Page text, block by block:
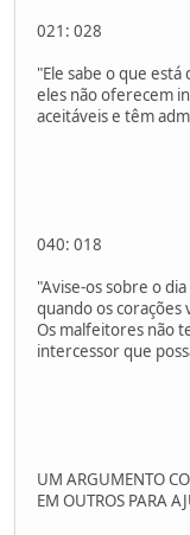
021: 028
"Ele sabe o que
eles não oferecem
aceitáveis ​​e têm
040: 018
"Avise-os sobre o
quando os corações
Os malfeitores não
intercessor que
UM ARGUMENTO
EM OUTROS PARA